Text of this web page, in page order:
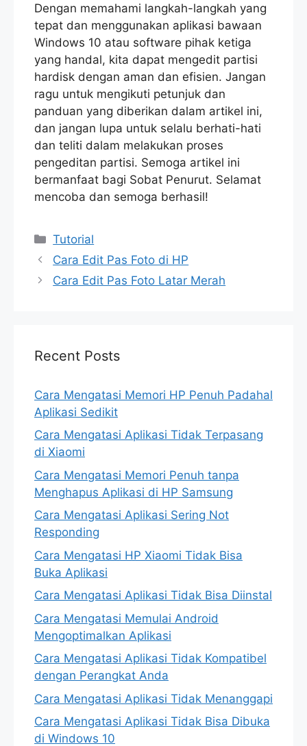
Dengan memahami langkah-langkah yang
tepat dan menggunakan aplikasi bawaan
Windows 10 atau software pihak ketiga
yang handal, kita dapat mengedit partisi
hardisk dengan aman dan efisien. Jangan
ragu untuk mengikuti petunjuk dan
panduan yang diberikan dalam artikel ini,
dan jangan lupa untuk selalu berhati-hati
dan teliti dalam melakukan proses
pengeditan partisi. Semoga artikel ini
bermanfaat bagi Sobat Penurut. Selamat
mencoba dan semoga berhasil!
Categories
Tutorial
Cara Edit Pas Foto di HP
Cara Edit Pas Foto Latar Merah
Recent Posts
Cara Mengatasi Memori HP Penuh Padahal
Aplikasi Sedikit
Cara Mengatasi Aplikasi Tidak Terpasang
di Xiaomi
Cara Mengatasi Memori Penuh tanpa
Menghapus Aplikasi di HP Samsung
Cara Mengatasi Aplikasi Sering Not
Responding
Cara Mengatasi HP Xiaomi Tidak Bisa
Buka Aplikasi
Cara Mengatasi Aplikasi Tidak Bisa Diinstal
Cara Mengatasi Memulai Android
Mengoptimalkan Aplikasi
Cara Mengatasi Aplikasi Tidak Kompatibel
dengan Perangkat Anda
Cara Mengatasi Aplikasi Tidak Menanggapi
Cara Mengatasi Aplikasi Tidak Bisa Dibuka
di Windows 10